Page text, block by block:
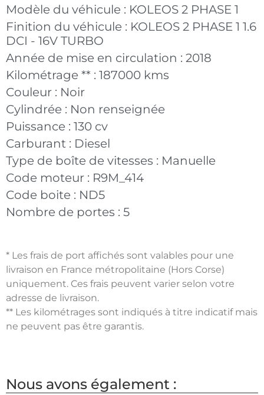
Modèle du véhicule : KOLEOS 2 PHASE 1
Finition du véhicule : KOLEOS 2 PHASE 1 1.6
DCI - 16V TURBO
Année de mise en circulation : 2018
Kilométrage ** : 187000 kms
Couleur : Noir
Cylindrée : Non renseignée
Puissance : 130 cv
Carburant : Diesel
Type de boîte de vitesses : Manuelle
Code moteur : R9M_414
Code boite : ND5
Nombre de portes : 5
* Les frais de port affichés sont valables pour une
livraison en France métropolitaine (Hors Corse)
uniquement. Ces frais peuvent varier selon votre
adresse de livraison.
** Les kilométrages sont indiqués à titre indicatif mais
ne peuvent pas être garantis.
Nous avons également :